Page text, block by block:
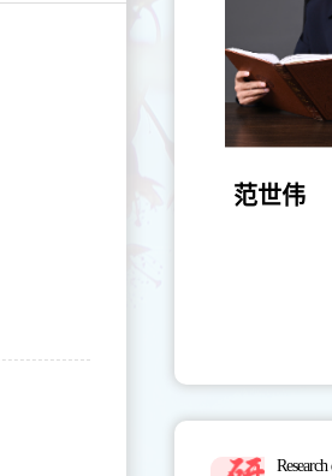
范世伟